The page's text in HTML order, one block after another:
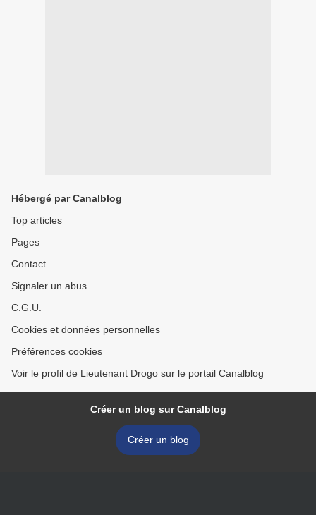
Hébergé par Canalblog
Top articles
Pages
Contact
Signaler un abus
C.G.U.
Cookies et données personnelles
Préférences cookies
Voir le profil de Lieutenant Drogo sur le portail Canalblog
Créer un blog sur Canalblog
Créer un blog